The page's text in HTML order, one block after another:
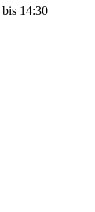
bis 14:30